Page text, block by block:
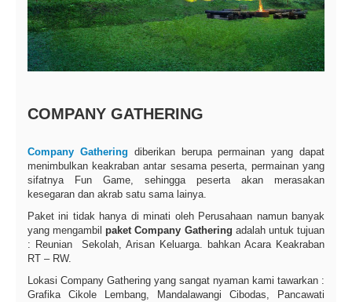
COMPANY GATHERING
Company Gathering diberikan berupa permainan yang dapat
menimbulkan keakraban antar sesama peserta, permainan yang
sifatnya Fun Game, sehingga peserta akan merasakan
kesegaran dan akrab satu sama lainya.
Paket ini tidak hanya di minati oleh Perusahaan namun banyak
yang mengambilpaket Company Gathering adalah untuk tujuan
: Reunian Sekolah, Arisan Keluarga. bahkan Acara Keakraban
RT – RW.
Lokasi Company Gathering yang sangat nyaman kami tawarkan :
Grafika Cikole Lembang, Mandalawangi Cibodas, Pancawati